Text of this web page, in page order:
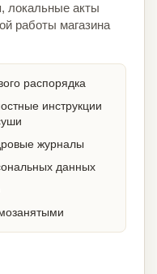
локальные акты
работы магазина
распорядка
инструкции
журналы
данных